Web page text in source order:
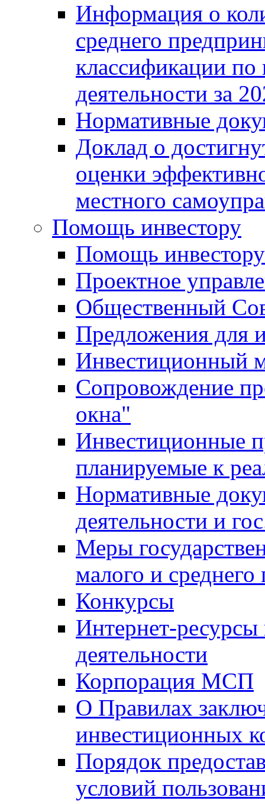
Информация о
среднего
классификации
деятельности за
Нормативные
Доклад о
оценки
местного
Помощь инвестору
Помощь инвестору
Проектное
Общественный
Предложения для
Инвестиционный
Сопровождение
окна"
Инвестиционные
планируемые к
Нормативные
деятельности и
Меры
малого и среднего
Конкурсы
Интернет-
деятельности
Корпорация МСП
О Правилах
инвестиционных
Порядок
условий